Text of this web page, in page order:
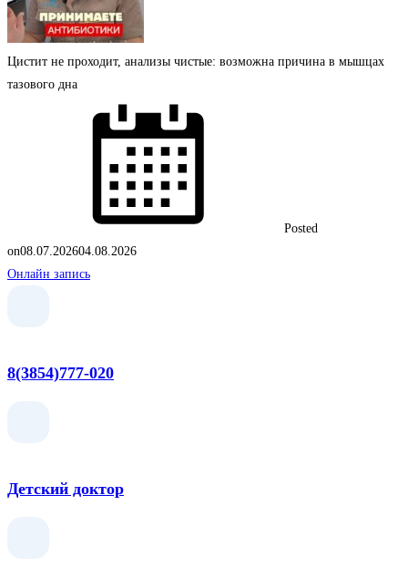
Цистит не проходит, анализы чистые: возможна причина в мышцах
тазового дна
Posted
on08.07.202604.08.2026
Онлайн запись
8(3854)777-020
Детский доктор